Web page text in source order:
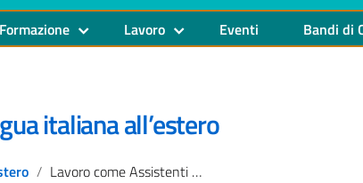
Formazione Lavoro Eventi Bandi di
italiana all’estero
Lavoro come Assistenti di lingua italiana all’estero